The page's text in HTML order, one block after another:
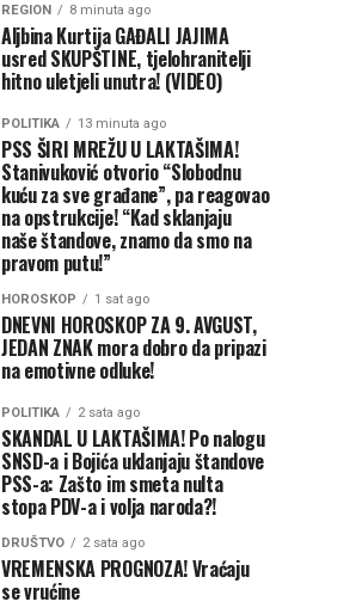
REGION 8 minuta ago
Aljbina Kurtija GAĐALI JAJIMA
usred SKUPŠTINE, tjelohranitelji
hitno uletjeli unutra! (VIDEO)
POLITIKA 13 minuta ago
PSS ŠIRI MREŽU U LAKTAŠIMA!
Stanivuković otvorio “Slobodnu
kuću za sve građane”, pa reagovao
na opstrukcije! “Kad sklanjaju
naše štandove, znamo da smo na
pravom putu!”
HOROSKOP 1 sat ago
DNEVNI HOROSKOP ZA 9. AVGUST,
JEDAN ZNAK mora dobro da pripazi
na emotivne odluke!
POLITIKA 2 sata ago
SKANDAL U LAKTAŠIMA! Po nalogu
SNSD-a i Bojića uklanjaju štandove
PSS-a: Zašto im smeta nulta
stopa PDV-a i volja naroda?!
DRUŠTVO 2 sata ago
VREMENSKA PROGNOZA! Vraćaju
se vrućine